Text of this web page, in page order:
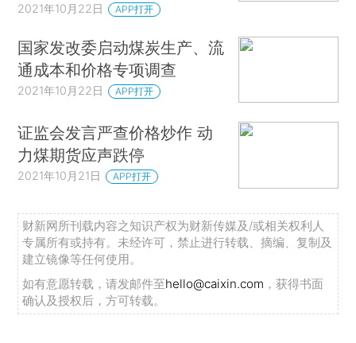
2021年10月22日 APP打开
国家发改委启动煤炭生产、流
通成本和价格专项调查
2021年10月22日 APP打开
证监会发言严查价格炒作 动
力煤期货应声跌停
2021年10月21日 APP打开
财新网所刊载内容之知识产权为财新传媒及/或相关权利人
专属所有或持有。未经许可，禁止进行转载、摘编、复制及
建立镜像等任何使用。
如有意愿转载，请发邮件至hello@caixin.com ，获得书面
确认及授权后，方可转载。